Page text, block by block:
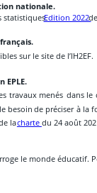
nationale.
statistiques.
Edition 2022
sur le site de l’IH2EF.
EPLE.
travaux menés dans le
le besoin de préciser à la
la charte du 24 août
le monde éducatif.